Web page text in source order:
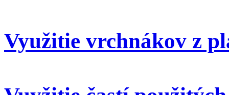
Využitie vrchnákov z